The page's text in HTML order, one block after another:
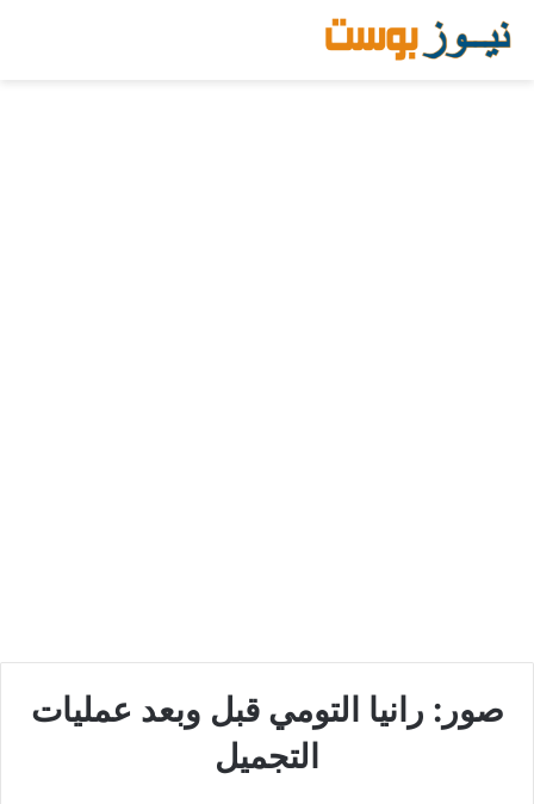
صور: رانيا التومي قبل وبعد عمليات
التجميل